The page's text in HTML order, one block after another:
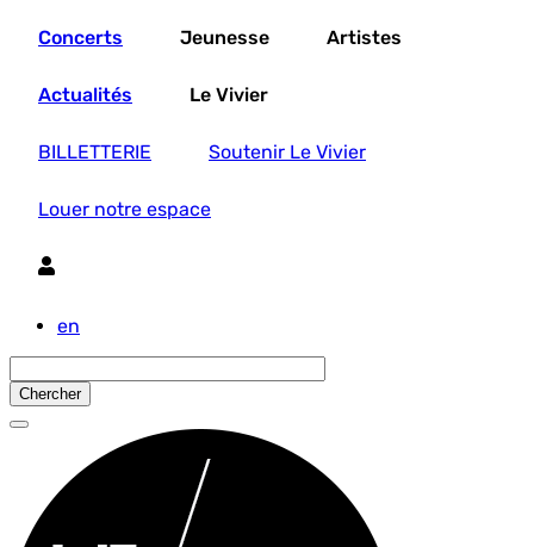
principal
Concerts Jeunesse Artistes
Actualités Le Vivier
BILLETTERIE Soutenir Le Vivier
Louer notre espace
en